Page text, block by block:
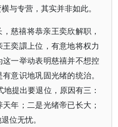
与专营，其实并非如此。
慈禧将恭亲王奕欣解职，
奕譞上位，有意地将权力
一举动表明慈禧并不想控
意识地巩固光绪的统治。
提出要退位，原因有三：
年；二是光绪帝已长大；
位无忧。